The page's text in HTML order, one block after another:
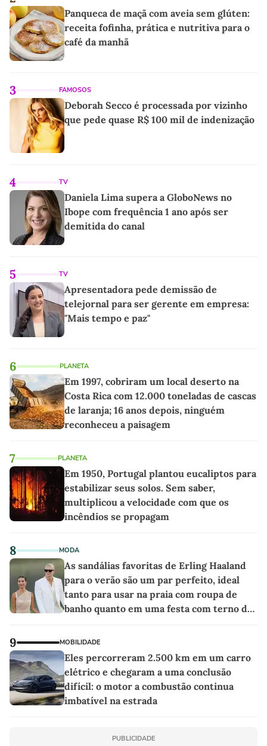
Panqueca de maçã com aveia sem glúten:
receita fofinha, prática e nutritiva para o
café da manhã
3 FAMOSOS
Deborah Secco é processada por vizinho
que pede quase R$ 100 mil de indenização
4 TV
Daniela Lima supera a GloboNews no
Ibope com frequência 1 ano após ser
demitida do canal
5 TV
Apresentadora pede demissão de
telejornal para ser gerente em empresa:
"Mais tempo e paz"
6 PLANETA
Em 1997, cobriram um local deserto na
Costa Rica com 12.000 toneladas de cascas
de laranja; 16 anos depois, ninguém
reconheceu a paisagem
7 PLANETA
Em 1950, Portugal plantou eucaliptos para
estabilizar seus solos. Sem saber,
multiplicou a velocidade com que os
incêndios se propagam
8 MODA
As sandálias favoritas de Erling Haaland
para o verão são um par perfeito, ideal
tanto para usar na praia com roupa de
banho quanto em uma festa com terno de
9 MOBILIDADE
Eles percorreram 2.500 km em um carro
elétrico e chegaram a uma conclusão
difícil: o motor a combustão continua
imbatível na estrada
PUBLICIDADE